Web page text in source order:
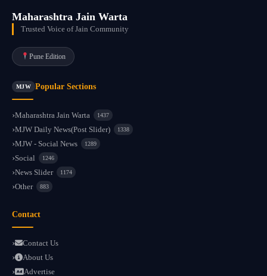
Maharashtra Jain Warta
Trusted Voice of Jain Community
Pune Edition
MJW Popular Sections
Maharashtra Jain Warta 1437
MJW Daily News(Post Slider) 1338
MJW - Social News 1289
Social 1246
News Slider 1174
Other 883
Contact
Contact Us
About Us
Advertise